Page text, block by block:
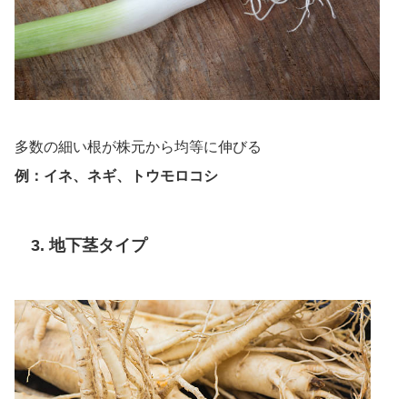
多数の細い根が株元から均等に伸びる
例：イネ、ネギ、トウモロコシ
3. 地下茎タイプ